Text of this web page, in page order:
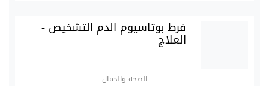
فرط بوتاسيوم الدم التشخيص -
العلاج
الصحة والجمال